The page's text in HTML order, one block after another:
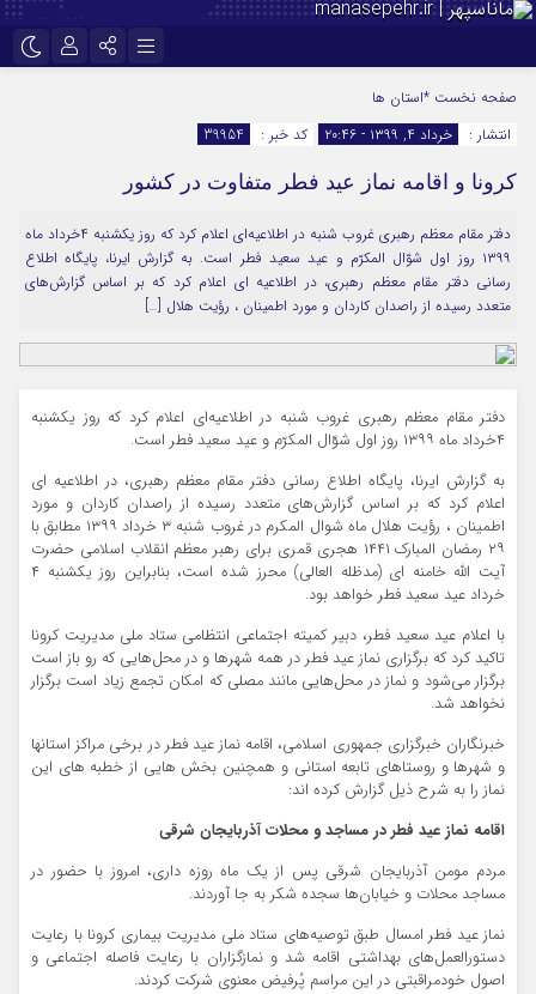
اینستاگرام
سروش ایتا
آپارات
نام کاربری یا نشانی ایمیل
رمز عبور
مرا به خاطر بسپار
صفحه نخست *استان ها
انتشار :
خرداد ۴, ۱۳۹۹ - ۲۰:۴۶ کد خبر : 39954
کرونا و اقامه نماز عید فطر متفاوت در کشور
دفتر مقام معظم رهبری غروب شنبه در اطلاعیه‌ای اعلام کرد که روز یکشنبه ۴خرداد ماه
۱۳۹۹ روز اول شوّال المکرّم و عید سعید فطر است. به گزارش ایرنا، پایگاه اطلاع
رسانی دفتر مقام معظم رهبری، در اطلاعیه ای اعلام کرد که بر اساس گزارش‌های
متعدد رسیده از راصدان کاردان و مورد اطمینان ، رؤیت هلال […]
دفتر مقام معظم رهبری غروب شنبه در اطلاعیه‌ای اعلام کرد که روز یکشنبه
۴خرداد ماه ۱۳۹۹ روز اول شوّال المکرّم و عید سعید فطر است.
به گزارش ایرنا، پایگاه اطلاع رسانی دفتر مقام معظم رهبری، در اطلاعیه ای
اعلام کرد که بر اساس گزارش‌های متعدد رسیده از راصدان کاردان و مورد
اطمینان ، رؤیت هلال ماه شوال المکرم در غروب شنبه ۳ خرداد ۱۳۹۹ مطابق با
۲۹ رمضان المبارک ۱۴۴۱ هجری قمری برای رهبر معظم انقلاب اسلامی حضرت
آیت الله خامنه ای (مدظله العالی) محرز شده است، بنابراین روز یکشنبه ۴
خرداد عید سعید فطر خواهد بود.
با اعلام عید سعید فطر، دبیر کمیته اجتماعی انتظامی ستاد ملی مدیریت کرونا
تاکید کرد که برگزاری نماز عید فطر در همه شهرها و در محل‌هایی که رو باز است
برگزار می‌شود و نماز در محل‌هایی مانند مصلی که امکان تجمع زیاد است برگزار
نخواهد شد.
خبرنگاران خبرگزاری جمهوری اسلامی، اقامه نماز عید فطر در برخی مراکز استانها
و شهرها و روستاهای تابعه استانی و همچنین بخش هایی از خطبه های این
نماز را به شرح ذیل گزارش کرده اند:
اقامه نماز عید فطر در مساجد و محلات آذربایجان شرقی
مردم مومن آذربایجان شرقی پس از یک ماه روزه داری، امروز با حضور در
مساجد محلات و خیابان‌ها سجده شکر به جا آوردند.
نماز عید فطر امسال طبق توصیه‌های ستاد ملی مدیریت بیماری کرونا با رعایت
دستورالعمل‌های بهداشتی اقامه شد و نمازگزاران با رعایت فاصله اجتماعی و
اصول خودمراقبتی در این مراسم پُرفیض معنوی شرکت کردند.